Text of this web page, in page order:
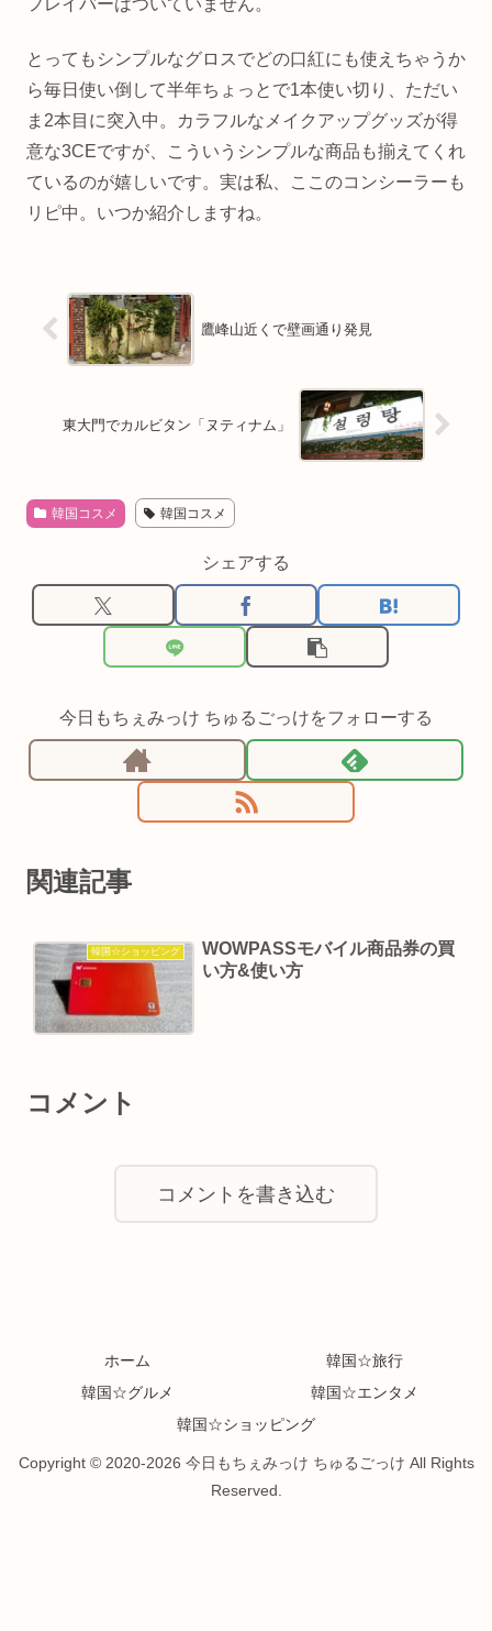
とってもシンプルなグロスでどの口紅にも使えちゃうか
ら毎日使い倒して半年ちょっとで1本使い切り、ただい
ま2本目に突入中。カラフルなメイクアップグッズが得
意な3CEですが、こういうシンプルな商品も揃えてくれ
ているのが嬉しいです。実は私、ここのコンシーラーも
リピ中。いつか紹介しますね。
鷹峰山近くで壁画通り発見
東大門でカルビタン「ヌティナム」
韓国コスメ 韓国コスメ
シェアする
今日もちぇみっけ ちゅるごっけをフォローする
関連記事
韓国☆ショッピング
WOWPASSモバイル商品券の買
い方&使い方
コメント
コメントを書き込む
ホーム
韓国☆旅行
韓国☆グルメ
韓国☆エンタメ
韓国☆ショッピング
Copyright © 2020-2026 今日もちぇみっけ ちゅるごっけ All Rights
Reserved.